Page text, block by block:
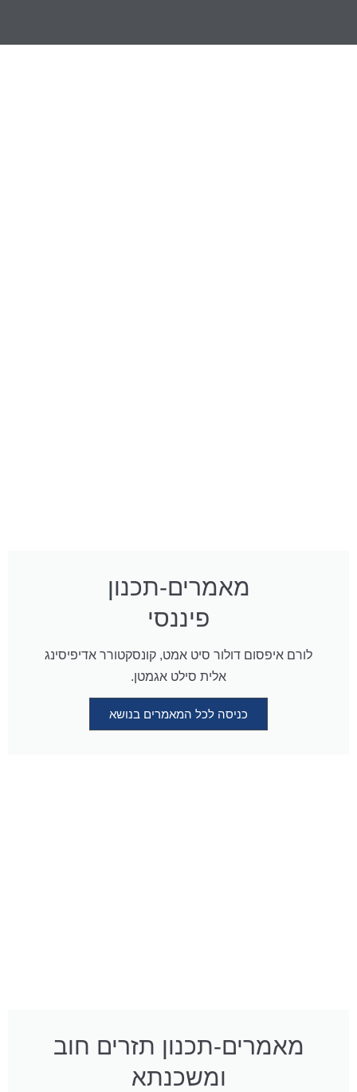
מאמרים-תכנון
פיננסי
לורם איפסום דולור סיט אמט, קונסקטורר אדיפיסינג
אלית סילט אגמטן.
כניסה לכל המאמרים בנושא
מאמרים-תכנון תזרים חוב
ומשכנתא